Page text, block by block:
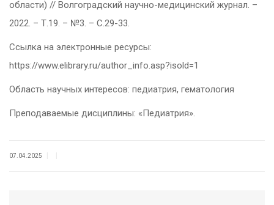
области) // Волгоградский научно-медицинский журнал. –
2022. – Т.19. – №3. – С.29-33.
Ссылка на электронные ресурсы:
https://www.elibrary.ru/author_info.asp?isold=1
Область научных интересов: педиатрия, гематология
Преподаваемые дисциплины: «Педиатрия».
07.04.2025